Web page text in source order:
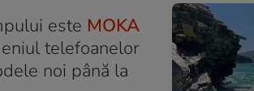
este MOKA
telefoanelor
noi până la